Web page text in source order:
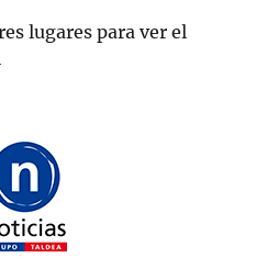
lugares para ver el